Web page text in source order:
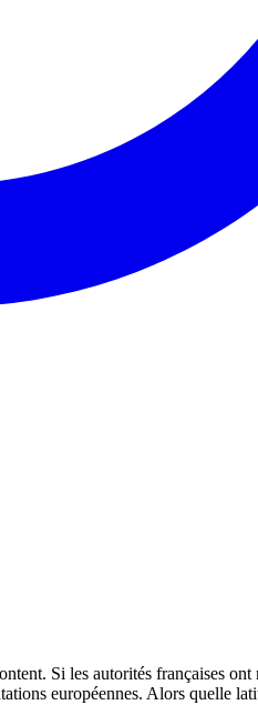
Si les autorités françaises
européennes. Alors quelle